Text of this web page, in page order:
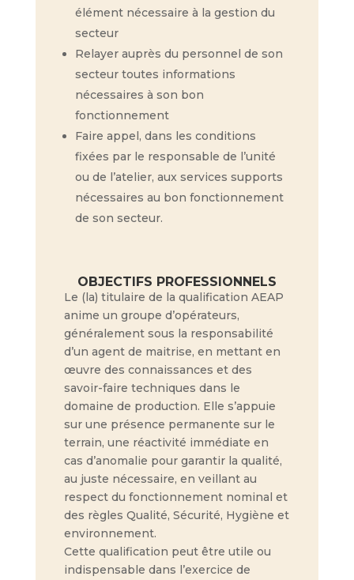
élément nécessaire à la gestion du
secteur
Relayer auprès du personnel de son
secteur toutes informations
nécessaires à son bon
fonctionnement
Faire appel, dans les conditions
fixées par le responsable de l’unité
ou de l’atelier, aux services supports
nécessaires au bon fonctionnement
de son secteur.
OBJECTIFS PROFESSIONNELS
Le (la) titulaire de la qualification AEAP
anime un groupe d’opérateurs,
généralement sous la responsabilité
d’un agent de maitrise, en mettant en
œuvre des connaissances et des
savoir-faire techniques dans le
domaine de production. Elle s’appuie
sur une présence permanente sur le
terrain, une réactivité immédiate en
cas d’anomalie pour garantir la qualité,
au juste nécessaire, en veillant au
respect du fonctionnement nominal et
des règles Qualité, Sécurité, Hygiène et
environnement.
Cette qualification peut être utile ou
indispensable dans l’exercice de